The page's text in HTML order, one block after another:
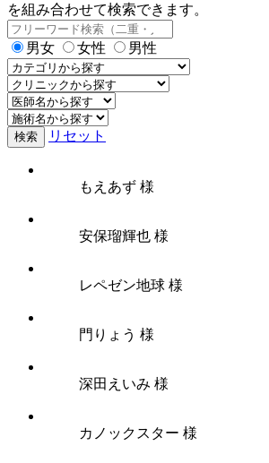
を組み合わせて検索できます。
男女 女性 男性
検索 リセット
もえあず 様
安保瑠輝也 様
レペゼン地球 様
門りょう 様
深田えいみ 様
カノックスター 様